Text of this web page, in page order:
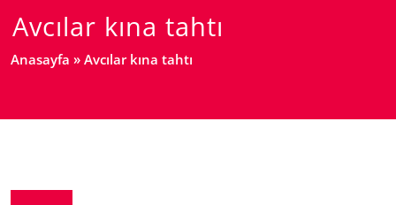
Avcılar kına tahtı
Anasayfa » Avcılar kına tahtı